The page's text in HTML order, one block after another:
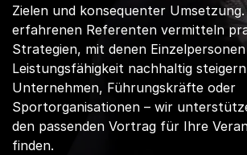
Zielen und konsequenter
erfahrenen Referenten vermitteln
Strategien, mit denen
Leistungsfähigkeit nachhaltig
Unternehmen, Führungskräfte oder
Sportorganisationen – wir
den passenden Vortrag für Ihre
finden.